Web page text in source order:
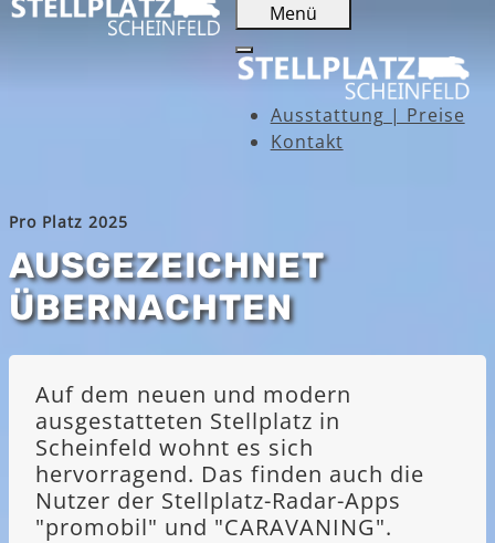
Menü
Ausstattung | Preise
Kontakt
Pro Platz 2025
AUSGEZEICHNET
ÜBERNACHTEN
Auf dem neuen und modern
ausgestatteten Stellplatz in
Scheinfeld wohnt es sich
hervorragend. Das finden auch die
Nutzer der Stellplatz-Radar-Apps
"promobil" und "CARAVANING".